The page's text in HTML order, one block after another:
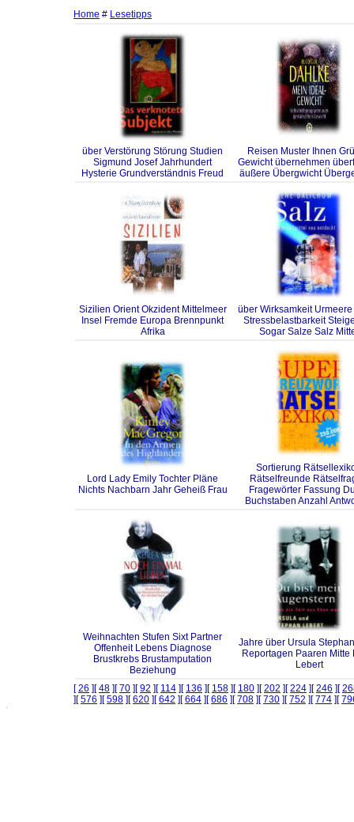
Home # Lesetipps
über Verstörung Störung Studien
Sigmund Josef Jahrhundert
Hysterie Grundverständnis Freud
Reisen Muster Ihnen
Gewicht übernehmen
äußere Übergwicht
Sizilien Orient Okzident Mittelmeer
Insel Fremde Europa Brennpunkt
Afrika
über Wirksamkeit
Stressbelastbarkeit
Sogar Salze Salz
Lord Lady Emily Tochter Pläne
Nichts Nachbarn Jahr Geheiß Frau
Sortierung
Rätselfreunde
Fragewörter Fassung
Buchstaben Anzahl
Weihnachten Stufen Sixt Partner
Offenheit Lebens Diagnose
Brustkrebs Brustamputation
Beziehung
Jahre über Ursula
Reportagen Paaren Mitte
Lebert
[26 ][48 ][70 ][92 ][ 114 ][ 136 ][ 158 ][ 180 ][202 ][224 ][246 ][
][576 ][598 ][620 ][642 ][664 ][686 ][708 ][730 ][752 ][774 ][